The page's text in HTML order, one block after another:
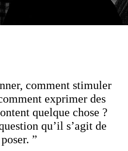
comment stimuler
exprimer des
quelque chose ?
qu’il s’agit de
poser. ”